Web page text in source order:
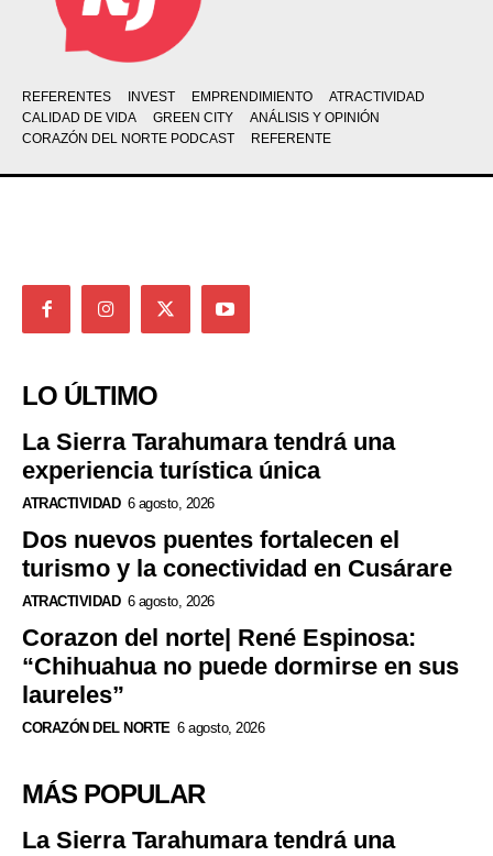
REFERENTES INVEST EMPRENDIMIENTO
ATRACTIVIDAD
CALIDAD DE VIDA
GREEN CITY
ANÁLISIS Y OPINIÓN
CORAZÓN DEL NORTE PODCAST
REFERENTE
LO ÚLTIMO
La Sierra Tarahumara tendrá una
experiencia turística única
ATRACTIVIDAD 6 agosto, 2026
Dos nuevos puentes fortalecen el
turismo y la conectividad en Cusárare
ATRACTIVIDAD 6 agosto, 2026
Corazon del norte| René Espinosa:
“Chihuahua no puede dormirse en sus
laureles”
CORAZÓN DEL NORTE 6 agosto, 2026
MÁS POPULAR
La Sierra Tarahumara tendrá una